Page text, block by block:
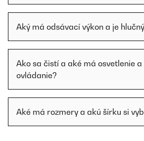
Aký má odsávací výkon a je
Ako sa čistí a aké má osvetlenie a
ovládanie?
Aké má rozmery a akú šírku si